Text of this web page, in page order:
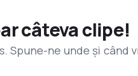
câteva clipe!
Spune-ne unde și când